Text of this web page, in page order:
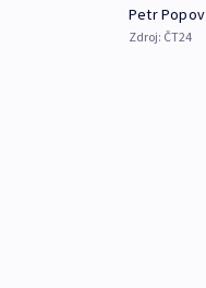
Petr Popov
Zdroj: ČT24